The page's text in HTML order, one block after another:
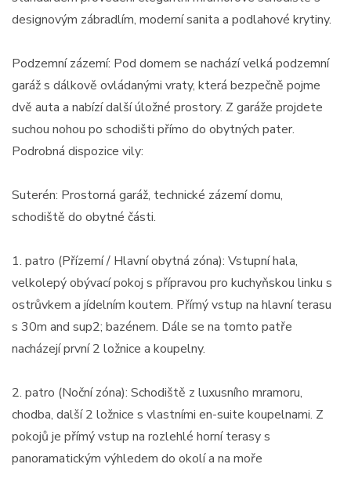
designovým zábradlím, moderní sanita a podlahové krytiny.
Podzemní zázemí: Pod domem se nachází velká podzemní
garáž s dálkově ovládanými vraty, která bezpečně pojme
dvě auta a nabízí další úložné prostory. Z garáže projdete
suchou nohou po schodišti přímo do obytných pater.
Podrobná dispozice vily:
Suterén: Prostorná garáž, technické zázemí domu,
schodiště do obytné části.
1. patro (Přízemí / Hlavní obytná zóna): Vstupní hala,
velkolepý obývací pokoj s přípravou pro kuchyňskou linku s
ostrůvkem a jídelním koutem. Přímý vstup na hlavní terasu
s 30m and sup2; bazénem. Dále se na tomto patře
nacházejí první 2 ložnice a koupelny.
2. patro (Noční zóna): Schodiště z luxusního mramoru,
chodba, další 2 ložnice s vlastními en-suite koupelnami. Z
pokojů je přímý vstup na rozlehlé horní terasy s
panoramatickým výhledem do okolí a na moře